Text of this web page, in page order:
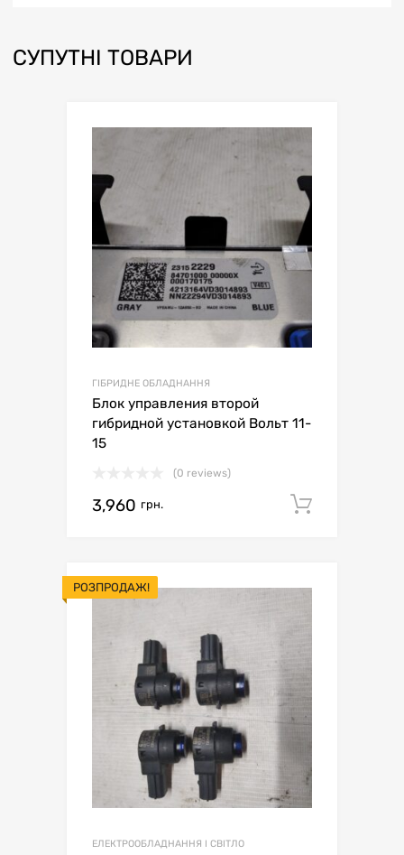
СУПУТНІ ТОВАРИ
ГІБРИДНЕ ОБЛАДНАННЯ
Блок управления второй
гибридной установкой Вольт 11-
15
(0 reviews)
3,960 грн.
РОЗПРОДАЖ!
ЕЛЕКТРООБЛАДНАННЯ І СВІТЛО